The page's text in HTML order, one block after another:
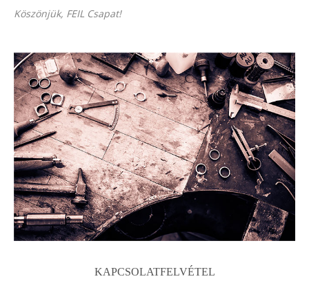
Köszönjük, FEIL Csapat!
KAPCSOLATFELVÉTEL